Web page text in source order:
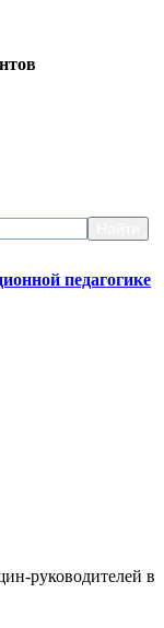
педагогике
руководителей в